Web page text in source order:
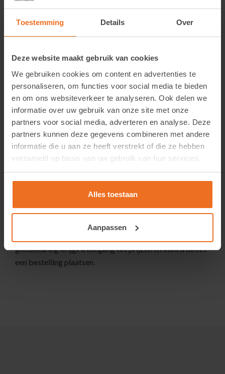
Toestemming Details Over
Deze website maakt gebruik van cookies
We gebruiken cookies om content en advertenties te
personaliseren, om functies voor social media te bieden
en om ons websiteverkeer te analyseren. Ook delen we
informatie over uw gebruik van onze site met onze
partners voor social media, adverteren en analyse. Deze
partners kunnen deze gegevens combineren met andere
informatie die u aan ze heeft verstrekt of die ze hebben
verzameld op basis van uw gebruik van hun services.
Alles toestaan
Aanpassen
musea, monumentale panden, hoogwaardige kantoren,
zorginstellingen en luxe woningen met grote
glasoppervlakken.
Installatie & onderhoud
Alleen voor binnenmontage
Aanbrengen met Film-On of X-100 montagevloeistof
Compatibel met enkel en standaard dubbelglas (zonder
Low-E-coating)
Verkoopinformatie
Folie Expert levert uitsluitend aan zakelijke klanten. Om
dit product te kunnen bestellen, is een geverifieerd
goedkeuring krijgt u toegang tot prijzen en kunt u direct
een bestelling plaatsen.